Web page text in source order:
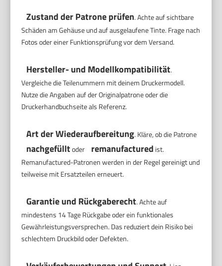
Zustand der Patrone prüfen. Achte auf sichtbare
Schäden am Gehäuse und auf ausgelaufene Tinte. Frage nach
Fotos oder einer Funktionsprüfung vor dem Versand.
Hersteller- und Modellkompatibilität.
Vergleiche die Teilenummern mit deinem Druckermodell.
Nutze die Angaben auf der Originalpatrone oder die
Druckerhandbuchseite als Referenz.
Art der Wiederaufbereitung. Kläre, ob die Patrone
nachgefülltoder remanufactured ist.
Remanufactured-Patronen werden in der Regel gereinigt und
teilweise mit Ersatzteilen erneuert.
Garantie und Rückgaberecht. Achte auf
mindestens 14 Tage Rückgabe oder ein funktionales
Gewährleistungsversprechen. Das reduziert dein Risiko bei
schlechtem Druckbild oder Defekten.